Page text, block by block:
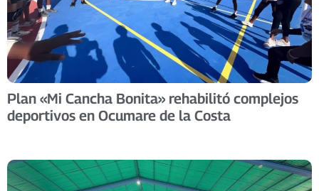
Plan «Mi Cancha Bonita» rehabilitó complejos
deportivos en Ocumare de la Costa